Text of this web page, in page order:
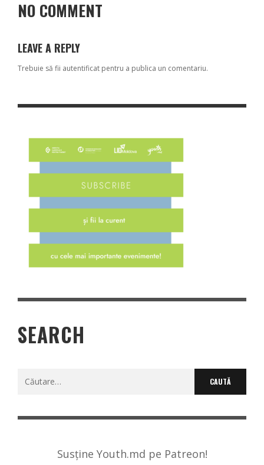
NO COMMENT
LEAVE A REPLY
Trebuie să fii autentificat pentru a publica un comentariu.
SEARCH
Caută
Susține Youth.md pe Patreon!